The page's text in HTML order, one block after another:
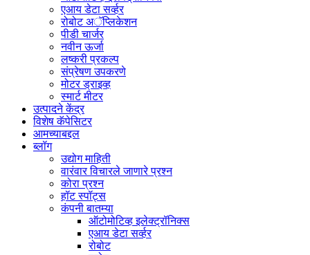
एआय डेटा सर्व्हर
रोबोट अॅप्लिकेशन
पीडी चार्जर
नवीन ऊर्जा
लष्करी प्रकल्प
संप्रेषण उपकरणे
मोटर ड्राइव्ह
स्मार्ट मीटर
उत्पादने केंद्र
विशेष कॅपेसिटर
आमच्याबद्दल
ब्लॉग
उद्योग माहिती
वारंवार विचारले जाणारे प्रश्न
कोरा प्रश्न
हॉट स्पॉट्स
कंपनी बातम्या
ऑटोमोटिव्ह इलेक्ट्रॉनिक्स
एआय डेटा सर्व्हर
रोबोट